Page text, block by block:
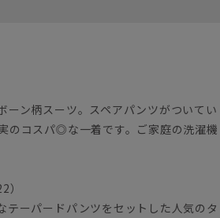
ーン柄スーツ。スペアパンツがついてい
のコスパ◎な一着です。ご家庭の洗濯機
）
テーパードパンツをセットした人気のタ